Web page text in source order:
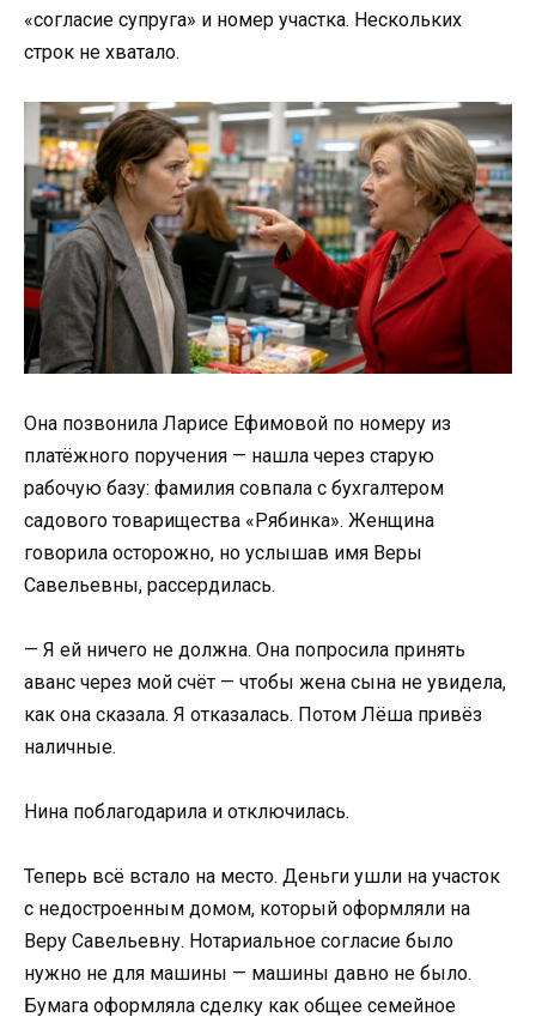
«согласие супруга» и номер участка. Нескольких
строк не хватало.
Она позвонила Ларисе Ефимовой по номеру из
платёжного поручения — нашла через старую
рабочую базу: фамилия совпала с бухгалтером
садового товарищества «Рябинка». Женщина
говорила осторожно, но услышав имя Веры
Савельевны, рассердилась.
— Я ей ничего не должна. Она попросила принять
аванс через мой счёт — чтобы жена сына не увидела,
как она сказала. Я отказалась. Потом Лёша привёз
наличные.
Нина поблагодарила и отключилась.
Теперь всё встало на место. Деньги ушли на участок
с недостроенным домом, который оформляли на
Веру Савельевну. Нотариальное согласие было
нужно не для машины — машины давно не было.
Бумага оформляла сделку как общее семейное